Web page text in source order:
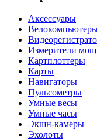
Аксессуары
Измерители
Картплоттеры
Карты
Навигаторы
Пульсометры
Умные весы
Умные часы
Экшн-камеры
Эхолоты